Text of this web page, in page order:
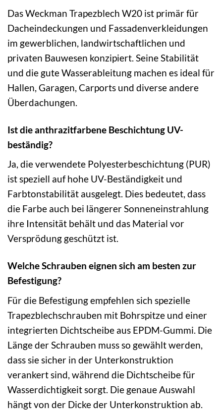
Das Weckman Trapezblech W20 ist primär für
Dacheindeckungen und Fassadenverkleidungen
im gewerblichen, landwirtschaftlichen und
privaten Bauwesen konzipiert. Seine Stabilität
und die gute Wasserableitung machen es ideal für
Hallen, Garagen, Carports und diverse andere
Überdachungen.
Ist die anthrazitfarbene Beschichtung UV-
beständig?
Ja, die verwendete Polyesterbeschichtung (PUR)
ist speziell auf hohe UV-Beständigkeit und
Farbtonstabilität ausgelegt. Dies bedeutet, dass
die Farbe auch bei längerer Sonneneinstrahlung
ihre Intensität behält und das Material vor
Versprödung geschützt ist.
Welche Schrauben eignen sich am besten zur
Befestigung?
Für die Befestigung empfehlen sich spezielle
Trapezblechschrauben mit Bohrspitze und einer
integrierten Dichtscheibe aus EPDM-Gummi. Die
Länge der Schrauben muss so gewählt werden,
dass sie sicher in der Unterkonstruktion
verankert sind, während die Dichtscheibe für
Wasserdichtigkeit sorgt. Die genaue Auswahl
hängt von der Dicke der Unterkonstruktion ab.